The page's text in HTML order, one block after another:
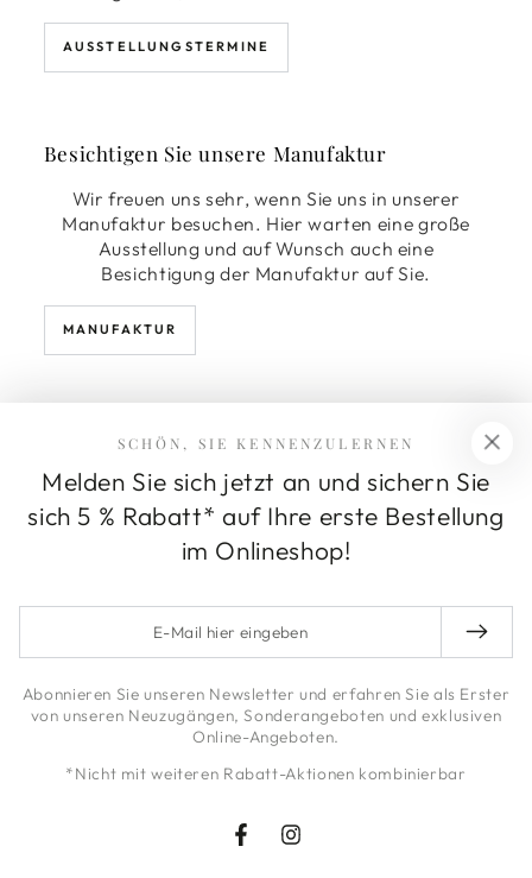
AUSSTELLUNGSTERMINE
Besichtigen Sie unsere Manufaktur
Wir freuen uns sehr, wenn Sie uns in unserer
Manufaktur besuchen. Hier warten eine große
Ausstellung und auf Wunsch auch eine
Besichtigung der Manufaktur auf Sie.
MANUFAKTUR
Wetterfeste Fiberglasmöbel von masson®
Möbel für Balkon und Wintergarten
SCHÖN, SIE KENNENZULERNEN
Melden Sie sich jetzt an und sichern Sie
sich 5 % Rabatt* auf Ihre erste Bestellung
im Onlineshop!
Mail
hier
eingeben
Abonnieren Sie unseren Newsletter und erfahren Sie als Erster
von unseren Neuzugängen, Sonderangeboten und exklusiven
Online-Angeboten.
*Nicht mit weiteren Rabatt-Aktionen kombinierbar
FacebookInstagram